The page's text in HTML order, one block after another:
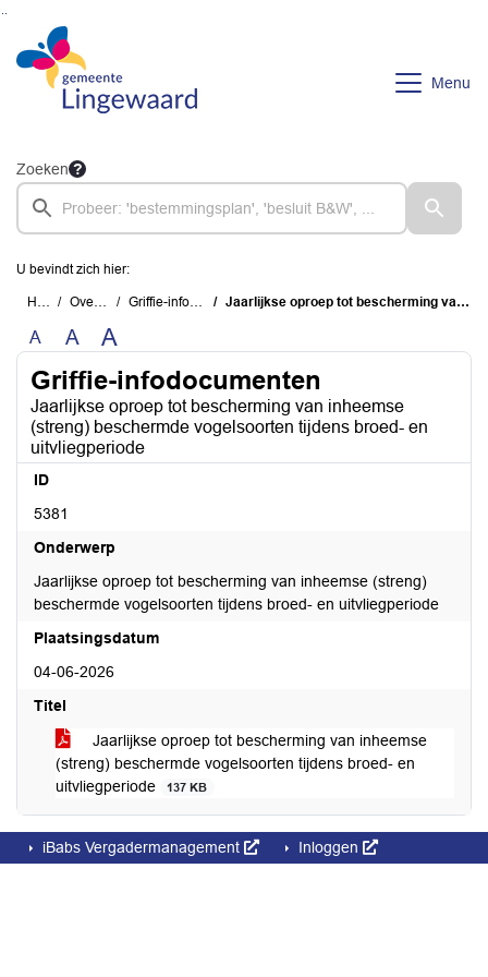
Ga naar de inhoud van deze pagina
Ga naar het zoeken
Ga naar het menu
Menu
Zoeken
U bevindt zich hier:
Home Overzichten Griffie-infodocumenten Jaarlijkse oproep tot bescherming van inheemse (streng) beschermde vogelsoorten tijdens broed- en uitvliegperiode
A A A
Griffie-infodocumenten
Jaarlijkse oproep tot bescherming van inheemse
(streng) beschermde vogelsoorten tijdens broed- en
uitvliegperiode
ID
5381
Onderwerp
Jaarlijkse oproep tot bescherming van inheemse (streng)
beschermde vogelsoorten tijdens broed- en uitvliegperiode
Plaatsingsdatum
04-06-2026
Titel
Jaarlijkse oproep tot bescherming van inheemse
(streng) beschermde vogelsoorten tijdens broed- en
uitvliegperiode
137 KB
iBabs Vergadermanagement Inloggen